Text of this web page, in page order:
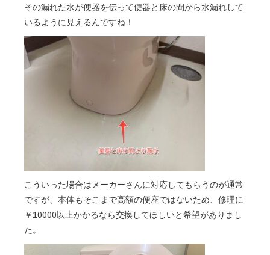
その漏れた水が便器を伝って便器と床の間から水漏れして
いるように見えるんですね！
こういった場合はメーカーさんに対応してもらうのが通常
ですが、本体もそこまで高額の便座ではないため、修理に
￥10000以上かかるなら交換してほしいと希望がありまし
た。